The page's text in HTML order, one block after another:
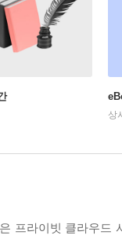
상
프라이빗 클라우드